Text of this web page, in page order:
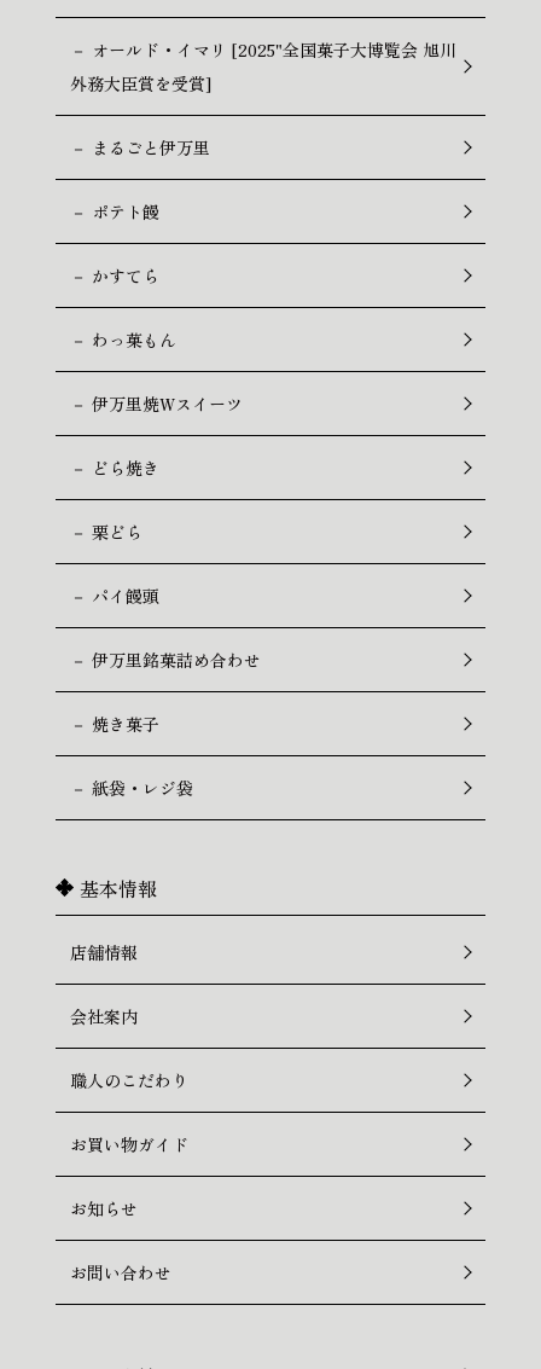
－ オールド・イマリ [2025"全国菓子大博覧会 旭川
外務大臣賞を受賞]
－ まるごと伊万里
－ ポテト饅
－ かすてら
－ わっ菓もん
－ 伊万里焼Wスイーツ
－ どら焼き
－ 栗どら
－ パイ饅頭
－ 伊万里銘菓詰め合わせ
－ 焼き菓子
－ 紙袋・レジ袋
基本情報
店舗情報
会社案内
職人のこだわり
お買い物ガイド
お知らせ
お問い合わせ